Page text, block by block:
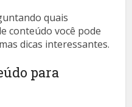
quais
conteúdo você pode
dicas interessantes.
para